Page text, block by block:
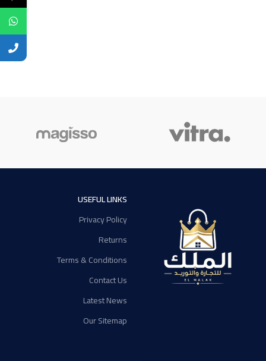
USEFUL LINKS
Privacy Policy
Returns
Terms & Conditions
Contact Us
Latest News
Our Sitemap